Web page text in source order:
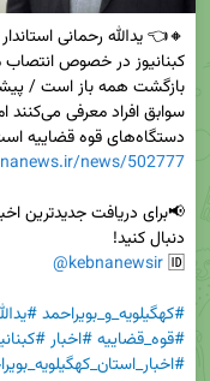
دستگاه‌های قوه قضاییه است
news/502777
🆔
@kebnanewsir
#کهگیلویه_و_بویراحمد
#قوه_قضاییه#اخبار